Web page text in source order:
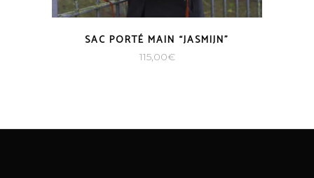
SAC PORTÉ MAIN “JASMIJN”
115,00€